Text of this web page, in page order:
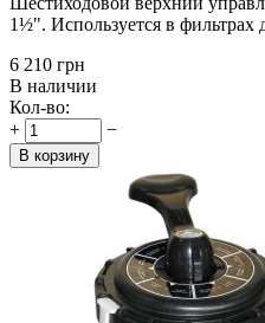
1½". Используется в фильтрах
‍6 210‍ грн
В наличии
Кол-во:
+
−
В корзину